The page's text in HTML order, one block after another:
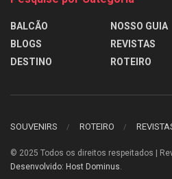
BALCÃO
BLOGS
DESTINO
NOSSO GUIA
REVISTAS
ROTEIRO
SOUVENIRS ROTEIRO
© 2025 Todos os direitos respeitados |
Desenvolvido: Host Dominus.